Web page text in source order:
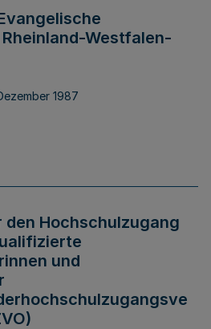
Westfalen-
1987
den Hochschulzugang
und